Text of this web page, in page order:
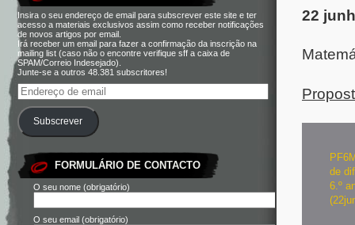
Insira o seu endereço de email para subscrever este site e ter
acesso a materiais exclusivos assim como receber notificações
de novos artigos por email.
Irá receber um email para fazer a confirmação da inscrição na
mailing list (caso não o encontre verifique sff a caixa de
SPAM/Correio Indesejado).
Junte-se a outros 48.381 subscritores!
Subscrever
FORMULÁRIO DE CONTACTO
O seu nome (obrigatório)
O seu email (obrigatório)
22
de
6.º